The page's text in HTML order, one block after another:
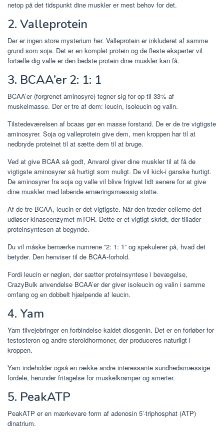
netop på det tidspunkt dine muskler er mest behov for det.
2. Valleprotein
Der er ingen store mysterium her. Valleprotein er inkluderet af samme
grund som soja. Det er en komplet protein og de fleste eksperter vil
fortælle dig valle er den bedste protein dine muskler kan få.
3. BCAA’er 2: 1: 1
BCAA’er (forgrenet aminosyre) tegner sig for op til 33% af
muskelmasse. Der er tre af dem: leucin, isoleucin og valin.
Tilstedeværelsen af ​​bcaas gør en masse forstand. De er de tre vigtigste
aminosyrer. Soja og valleprotein give dem, men kroppen har til at
nedbryde proteinet til at sætte dem til at bruge.
Ved at give BCAA så godt, Anvarol giver dine muskler til at få de
vigtigste aminosyrer så hurtigt som muligt. De vil kick-i ganske hurtigt.
De aminosyrer fra soja og valle vil blive frigivet lidt senere for at give
dine muskler med løbende ernæringsmæssig støtte.
Af de tre BCAA, leucin er det vigtigste. Når den træder cellerne det
udløser kinaseenzymet mTOR. Dette er et vigtigt skridt, der tillader
proteinsyntesen at begynde.
Du vil måske bemærke numrene ”2: 1: 1” og spekulerer på, hvad det
betyder. Den henviser til de BCAA-forhold.
Fordi leucin er nøglen, der sætter proteinsyntese i bevægelse,
CrazyBulk anvendelse BCAA’er der giver isoleucin og valin i samme
omfang og en dobbelt hjælpende af leucin.
4. Yam
Yam tilvejebringer en forbindelse kaldet diosgenin. Det er en forløber for
testosteron og andre steroidhormoner, der produceres naturligt i
kroppen.
Yam indeholder også en række andre interessante sundhedsmæssige
fordele, herunder fritagelse for muskelkramper og smerter.
5. PeakATP
PeakATP er en mærkevare form af adenosin 5′-triphosphat (ATP)
dinatrium.